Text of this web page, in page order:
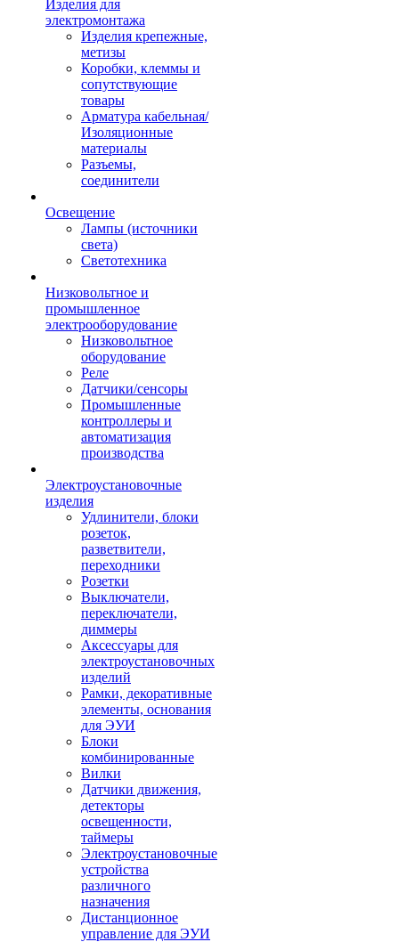
Изделия для
электромонтажа
Изделия крепежные,
метизы
Коробки, клеммы и
сопутствующие
товары
Арматура кабельная/
Изоляционные
материалы
Разъемы,
соединители
Освещение
Лампы (источники
света)
Светотехника
Низковольтное и
промышленное
электрооборудование
Низковольтное
оборудование
Реле
Датчики/сенсоры
Промышленные
контроллеры и
автоматизация
производства
Электроустановочные
изделия
Удлинители, блоки
розеток,
разветвители,
переходники
Розетки
Выключатели,
переключатели,
диммеры
Аксессуары для
электроустановочных
изделий
Рамки, декоративные
элементы, основания
для ЭУИ
Блоки
комбинированные
Вилки
Датчики движения,
детекторы
освещенности,
таймеры
Электроустановочные
устройства
различного
назначения
Дистанционное
управление для ЭУИ